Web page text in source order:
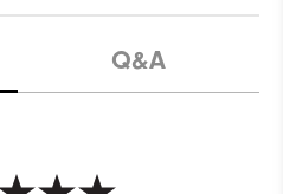
Q&A